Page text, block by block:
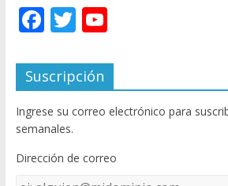
F
e
b
o
o
k
T
itt
er
Y
u
T
u
e
Suscripción
Ingrese su correo electrónico para
semanales.
Dirección de correo
Dirección